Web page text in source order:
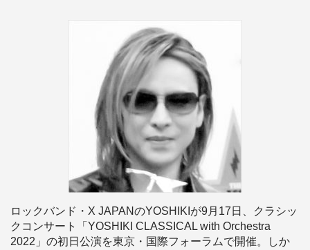
ロックバンド・X JAPANのYOSHIKIが9月17日、クラシッ
クコンサート「YOSHIKI CLASSICAL with Orchestra
2022」の初日公演を東京・国際フォーラムで開催。しか